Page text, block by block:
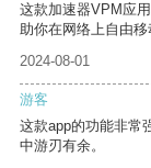
这款加速器VPM应
助你在网络上自由移
2024-08-01
游客
这款app的功能非常
中游刃有余。